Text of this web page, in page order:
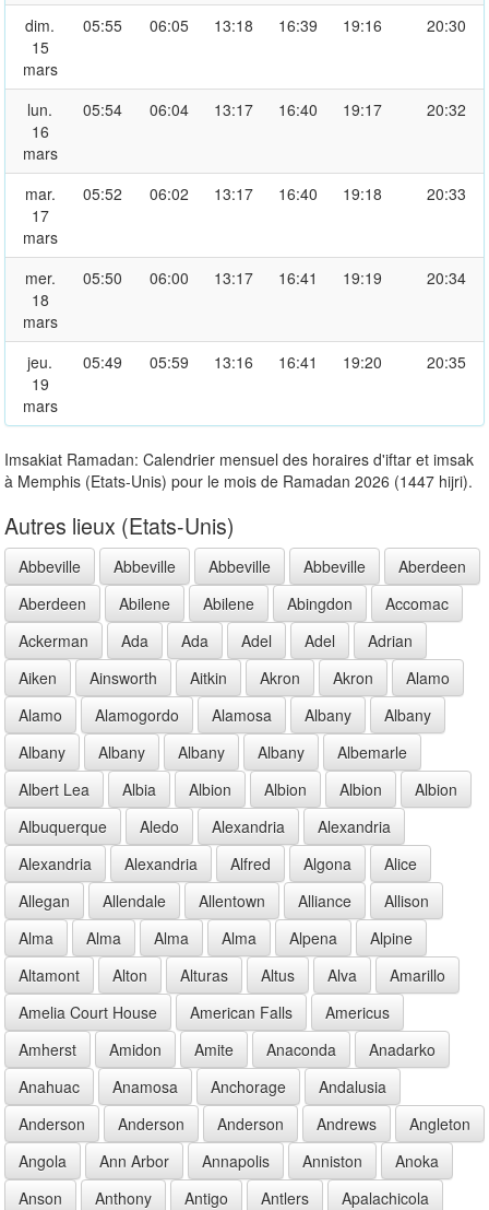
dim.
15
mars
05:55 06:05 13:18 16:39 19:16 20:30
lun.
16
mars
05:54 06:04 13:17 16:40 19:17 20:32
mar.
17
mars
05:52 06:02 13:17 16:40 19:18 20:33
mer.
18
mars
05:50 06:00 13:17 16:41 19:19 20:34
jeu.
19
mars
05:49 05:59 13:16 16:41 19:20 20:35
Imsakiat Ramadan: Calendrier mensuel des horaires d'iftar et imsak
à Memphis (Etats-Unis) pour le mois de Ramadan 2026 (1447 hijri).
Autres lieux (Etats-Unis)
Abbeville Abbeville Abbeville Abbeville
Aberdeen
Aberdeen
Abilene Abilene Abingdon
Accomac
Ackerman
Ada Ada Adel Adel
Adrian
Aiken
Ainsworth Aitkin Akron Akron
Alamo
Alamo
Alamogordo Alamosa Albany
Albany
Albany
Albany Albany Albany
Albemarle
Albert Lea
Albia Albion Albion Albion
Albion
Albuquerque
Aledo Alexandria
Alexandria
Alexandria
Alexandria Alfred Algona
Alice
Allegan
Allendale Allentown Alliance
Allison
Alma
Alma Alma Alma Alpena
Alpine
Altamont
Alton Alturas Altus Alva
Amarillo
Amelia Court House
American Falls
Americus
Amherst
Amidon Amite Anaconda
Anadarko
Anahuac
Anamosa Anchorage
Andalusia
Anderson
Anderson Anderson Andrews
Angleton
Angola
Ann Arbor Annapolis Anniston
Anoka
Anson
Anthony Antigo Antlers
Apalachicola